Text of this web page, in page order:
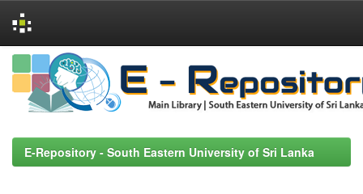
Skip
navigation
E-Repository - South Eastern University of Sri Lanka